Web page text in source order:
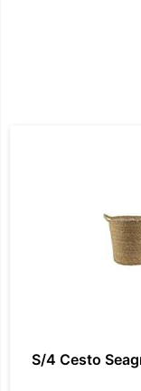
S/4 Cesto